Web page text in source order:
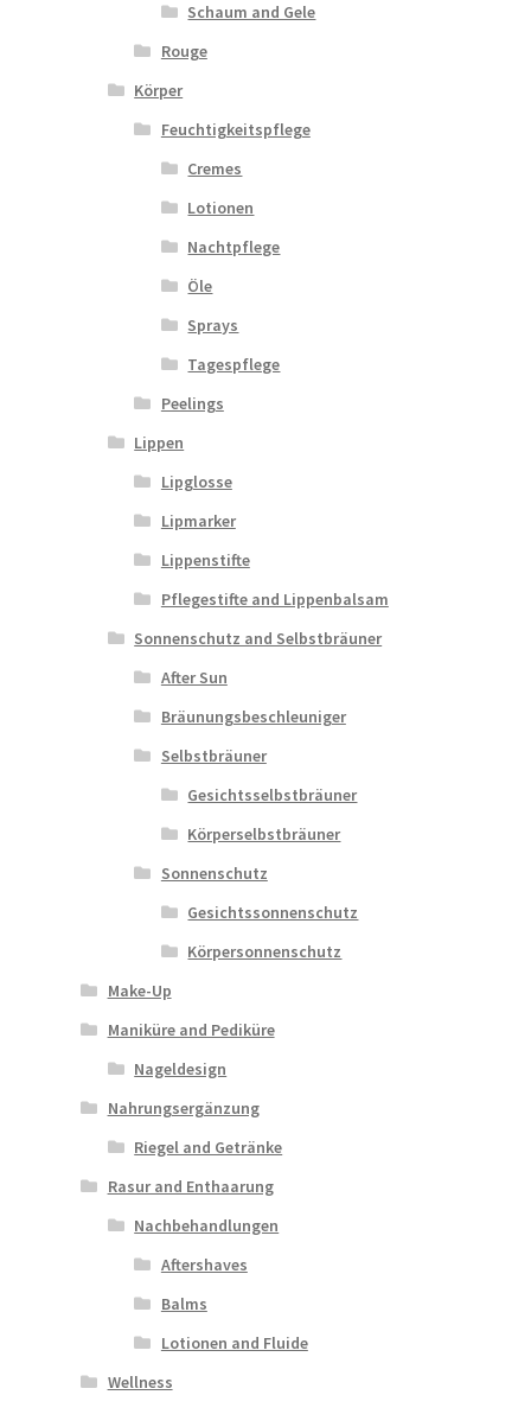
Schaum and Gele
Rouge
Körper
Feuchtigkeitspflege
Cremes
Lotionen
Nachtpflege
Öle
Sprays
Tagespflege
Peelings
Lippen
Lipglosse
Lipmarker
Lippenstifte
Pflegestifte and Lippenbalsam
Sonnenschutz and Selbstbräuner
After Sun
Bräunungsbeschleuniger
Selbstbräuner
Gesichtsselbstbräuner
Körperselbstbräuner
Sonnenschutz
Gesichtssonnenschutz
Körpersonnenschutz
Make-Up
Maniküre and Pediküre
Nageldesign
Nahrungsergänzung
Riegel and Getränke
Rasur and Enthaarung
Nachbehandlungen
Aftershaves
Balms
Lotionen and Fluide
Wellness